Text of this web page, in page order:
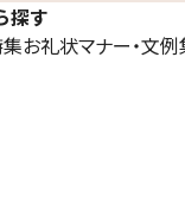
探す
お礼状マナー・文